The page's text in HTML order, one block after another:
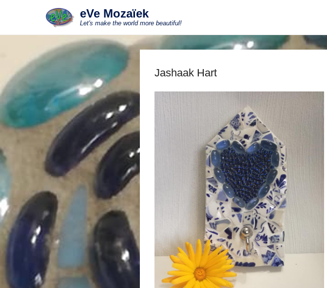
eVe Mozaïek
Let's make the world more beautiful!
Jashaak Hart